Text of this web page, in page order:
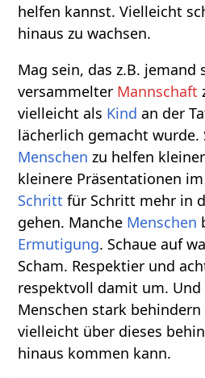
helfen kannst. Vielleicht
hinaus zu wachsen.
Mag sein, das z.B.
versammelter Mannschaft
vielleicht als Kind an der
lächerlich gemacht wurde.
Menschen zu helfen
kleinere Präsentationen
Schritt für Schritt mehr in
gehen. Manche Menschen
Ermutigung. Schaue auf
Scham. Respektier und
respektvoll damit um.
Menschen stark
vielleicht über dieses
hinaus kommen kann.